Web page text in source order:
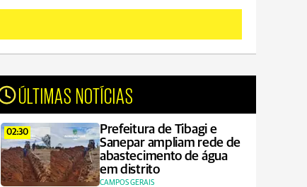
ÚLTIMAS NOTÍCIAS
02:30
Prefeitura de Tibagi e
Sanepar ampliam rede de
abastecimento de água
em distrito
CAMPOS GERAIS